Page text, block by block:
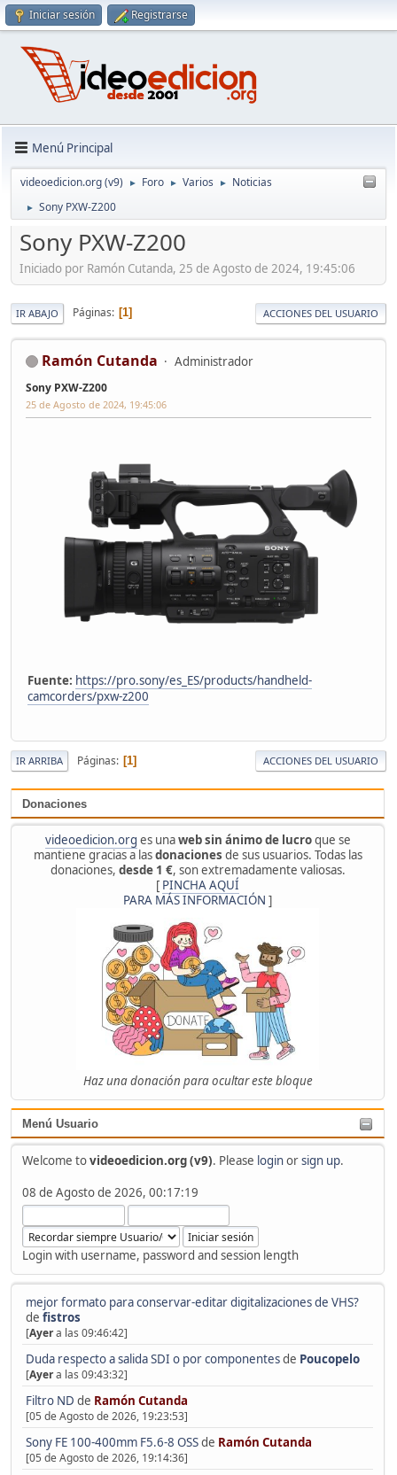
Iniciar sesión Registrarse
Menú Principal
videoedicion.org (v9) ► Foro ► Varios ► Noticias
► Sony PXW-Z200
Donaciones
videoedicion.org es unaweb sin ánimo de lucroque se
mantiene gracias a lasdonaciones de sus usuarios. Todas las
donaciones, desde 1 €, son extremadamente valiosas.
[ PINCHA AQUÍ
PARA MÁS INFORMACIÓN ]
Haz una donación para ocultar este bloque
Menú Usuario
Welcome tovideoedicion.org (v9). Please loginorsign up.
08 de Agosto de 2026, 00:17:19
Login with username, password and session length
mejor formato para conservar-editar digitalizaciones de VHS?
de fistros
[Ayera las 09:46:42]
Duda respecto a salida SDI o por componentesde Poucopelo
[Ayera las 09:43:32]
Filtro ND de Ramón Cutanda
[05 de Agosto de 2026, 19:23:53]
Sony FE 100-400mm F5.6-8 OSSde Ramón Cutanda
[05 de Agosto de 2026, 19:14:36]
Sony PXW-Z200
Iniciado por Ramón Cutanda, 25 de Agosto de 2024, 19:45:06
IR ABAJO Páginas 1 ACCIONES DEL USUARIO
Ramón Cutanda Administrador
Sony PXW-Z200
25 de Agosto de 2024, 19:45:06
Fuente: https://pro.sony/es_ES/products/handheld-
camcorders/pxw-z200
IR ARRIBA Páginas 1 ACCIONES DEL USUARIO